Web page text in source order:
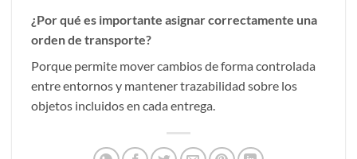
¿Por qué es importante asignar correctamente una
orden de transporte?
Porque permite mover cambios de forma controlada
entre entornos y mantener trazabilidad sobre los
objetos incluidos en cada entrega.